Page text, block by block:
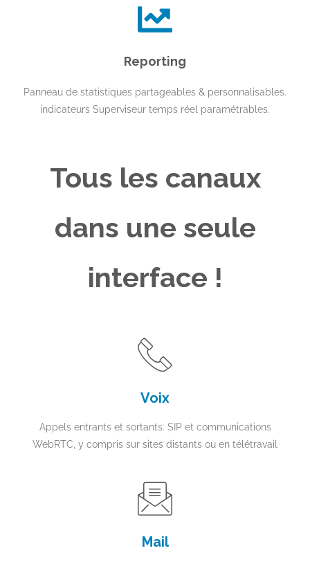
Reporting
Panneau de statistiques partageables & personnalisables.
indicateurs Superviseur temps réel paramétrables.
Tous les canaux
dans une seule
interface !
Voix
Appels entrants et sortants. SIP et communications
WebRTC, y compris sur sites distants ou en télétravail
Mail